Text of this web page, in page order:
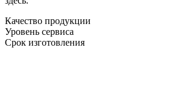
Качество продукции
Уровень сервиса
Срок изготовления